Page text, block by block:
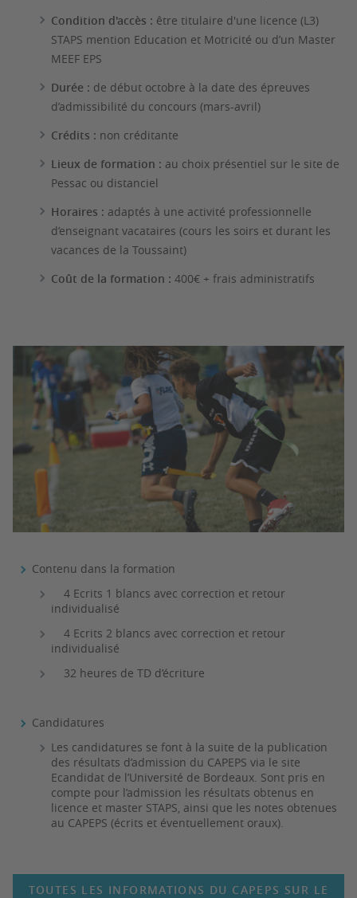
Condition d'accès : être titulaire d'une licence (L3)
STAPS mention Education et Motricité ou d’un Master
MEEF EPS
Durée : de début octobre à la date des épreuves
d’admissibilité du concours (mars-avril)
Crédits : non créditante
Lieux de formation : au choix présentiel sur le site de
Pessac ou distanciel
Horaires : adaptés à une activité professionnelle
d’enseignant vacataires (cours les soirs et durant les
vacances de la Toussaint)
Coût de la formation : 400€ + frais administratifs
Contenu dans la formation
4 Ecrits 1 blancs avec correction et retour
individualisé
4 Ecrits 2 blancs avec correction et retour
individualisé
32 heures de TD d’écriture
Candidatures
Les candidatures se font à la suite de la publication
des résultats d’admission du CAPEPS via le site
Ecandidat de l’Université de Bordeaux. Sont pris en
compte pour l’admission les résultats obtenus en
licence et master STAPS, ainsi que les notes obtenues
au CAPEPS (écrits et éventuellement oraux).
TOUTES LES INFORMATIONS DU CAPEPS SUR LE